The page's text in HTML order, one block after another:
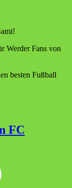
Werder Fans von
besten Fußball
FC